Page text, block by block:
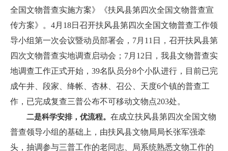
全国文物普查实施方案》《扶风县第四次全国文物普查宣
传方案》。4月18日召开扶风县第四次全国文物普查工作领
导小组第一次会议暨动员部署会，7月11日，召开扶风县第
四次文物普查实地调查启动会；7月12日，我县文物普查实
地调查工作正式开始，39名队员分8个小队进行，目前已完
成午井、段家、绛帐、杏林、召公、天度6个镇的普查工
作，已完成复查三普公布不可移动文物点203处。
二是科学安排，优流程。 在成立扶风县第四次全国文物
普查领导小组的基础上，由扶风县文物局局长张军强牵
头，抽调参与三普工作的老同志、局系统熟悉文物工作的